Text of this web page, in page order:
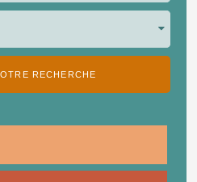
RECHERCHE